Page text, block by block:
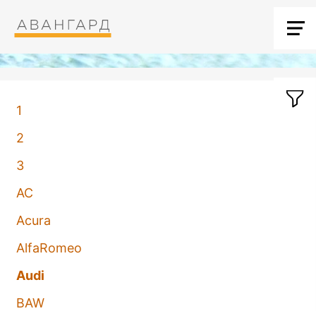
1
2
3
AC
Acura
AlfaRomeo
Audi
BAW